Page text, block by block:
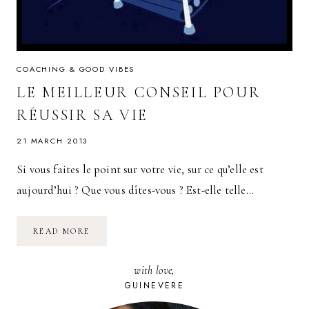
COACHING & GOOD VIBES
LE MEILLEUR CONSEIL POUR
RÉUSSIR SA VIE
21 MARCH 2013
Si vous faites le point sur votre vie, sur ce qu’elle est
aujourd’hui ? Que vous dîtes-vous ? Est-elle telle…
READ MORE
with love,
GUINEVERE